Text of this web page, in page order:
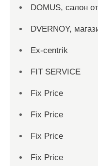
DOMUS, салон
DVERNOY,
Ex-centrik
FIT SERVICE
Fix Price
Fix Price
Fix Price
Fix Price